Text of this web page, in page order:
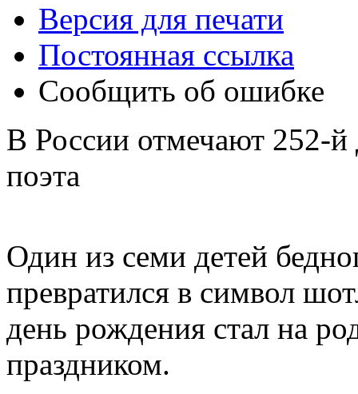
Версия для печати
Постоянная ссылка
Сообщить об ошибке
В России отмечают 252-й
поэта
Один из семи детей
превратился в символ
день рождения стал на
праздником.